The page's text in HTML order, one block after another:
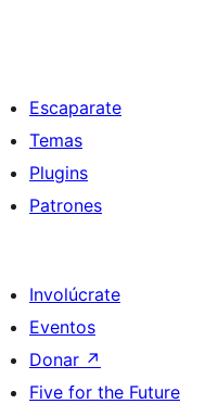
Escaparate
Temas
Plugins
Patrones
Involúcrate
Eventos
Donar ↗
Five for the Future